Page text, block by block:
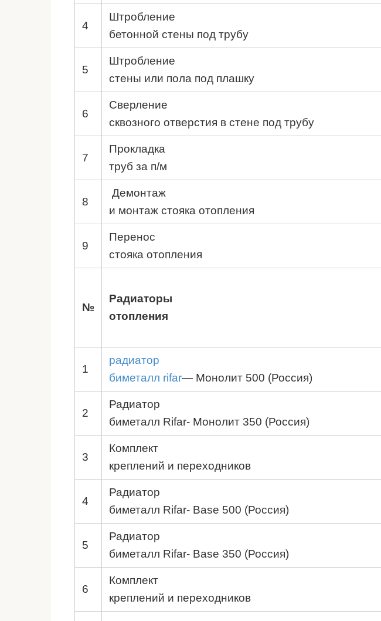
4
Штробление
бетонной стены под трубу
5
Штробление
стены или пола под плашку
6
Сверление
сквозного отверстия в стене под трубу
7
Прокладка
труб за п/м
8
Демонтаж
и монтаж стояка отопления
9
Перенос
стояка отопления
№
Радиаторы
отопления
1
радиатор
биметалл rifar— Монолит 500 (Россия)
2
Радиатор
биметалл Rifar- Монолит 350 (Россия)
3
Комплект
креплений и переходников
4
Радиатор
биметалл Rifar- Base 500 (Россия)
5
Радиатор
биметалл Rifar- Base 350 (Россия)
6
Комплект
креплений и переходников